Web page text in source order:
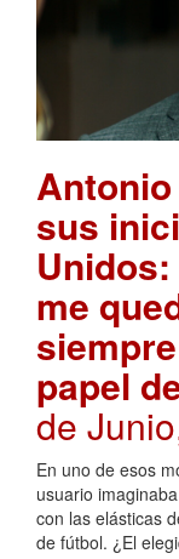
sus
me
papel
de
En uno de esos
usuario
con las elásticas
de fútbol. ¿El